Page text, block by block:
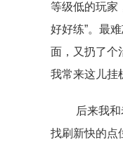
等级低的玩家
好好练”。最
面，又扔了个
我常来这儿挂
后来我
找刷新快的点